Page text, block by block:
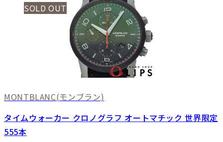
SOLD OUT
MONTBLANC(モンブラン)
タイムウォーカー クロノグラフ オートマチック 世界限定
555本